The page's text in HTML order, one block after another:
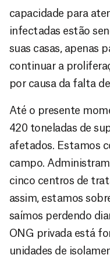
capacidade para
infectadas estão
suas casas, apenas
continuar a
por causa da falta
Até o presente
420 toneladas de
afetados. Estamos
campo.
cinco centros de
assim, estamos
saímos perdendo
ONG privada está
unidades de